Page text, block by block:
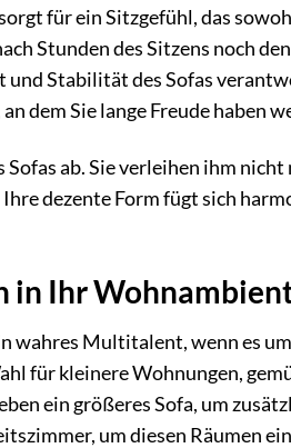
für ein Sitzgefühl, das
Stunden des Sitzens noch
Stabilität des Sofas
dem Sie lange Freude haben
ab. Sie verleihen ihm
dezente Form fügt sich
Ihr
wahres Multitalent, wenn es
für kleinere Wohnungen,
ein größeres Sofa, um
um diesen Räumen